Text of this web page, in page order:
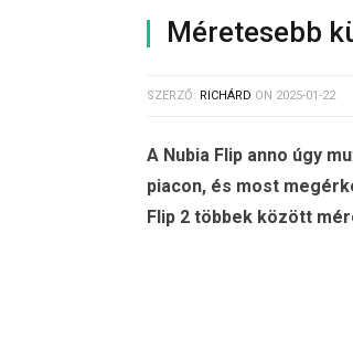
Méretesebb
SZERZŐ: RICHÁRD ON 2025-01-22
A Nubia Flip anno úgy
piacon, és most
Flip 2 többek között